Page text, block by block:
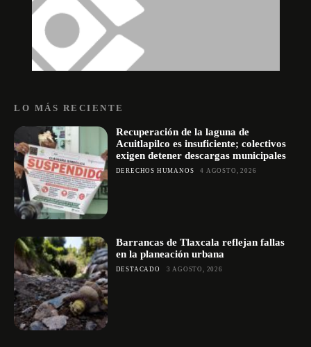
LO MÁS RECIENTE
Recuperación de la laguna de
Acuitlapilco es insuficiente; colectivos
exigen detener descargas municipales
DERECHOS HUMANOS 4 AGOSTO, 2026
Barrancas de Tlaxcala reflejan fallas
en la planeación urbana
DESTACADO 3 AGOSTO, 2026